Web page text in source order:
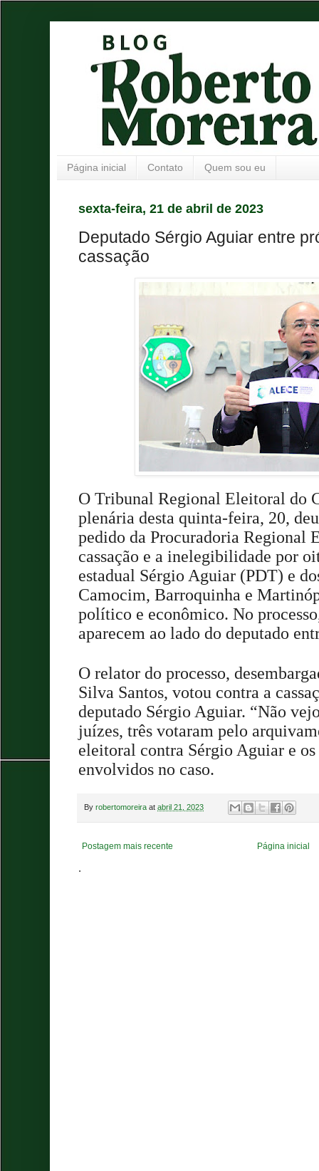
Página inicial Contato Quem sou eu
sexta-feira, 21 de abril de 2023
Deputado Sérgio Aguiar entre
cassação
O Tribunal Regional Eleitoral do
plenária desta quinta-feira, 20,
pedido da Procuradoria Regional
cassação e a inelegibilidade por
estadual Sérgio Aguiar (PDT) e
Camocim, Barroquinha e
político e econômico. No
aparecem ao lado do deputado
O relator do processo,
Silva Santos, votou contra a
deputado Sérgio Aguiar. “Não
juízes, três votaram pelo
eleitoral contra Sérgio Aguiar e
envolvidos no caso.
By robertomoreira at abril 21, 2023
Postagem mais recente Página inicial
.